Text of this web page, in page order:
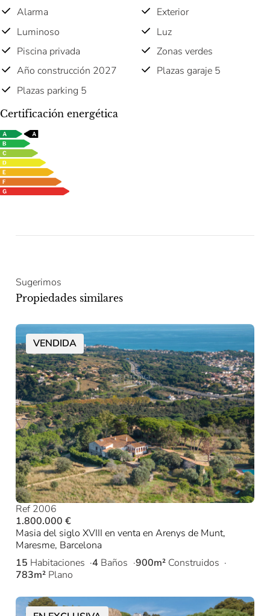
Alarma
Exterior
Luminoso
Luz
Piscina privada
Zonas verdes
Año construcción 2027
Plazas garaje 5
Plazas parking 5
Certificación energética
Sugerimos
Propiedades similares
VENDIDA
Ref 2006
1.800.000 €
Masia del siglo XVIII en venta en Arenys de Munt,
Maresme, Barcelona
15 Habitaciones 4 Baños 900m² Construidos
783m² Plano